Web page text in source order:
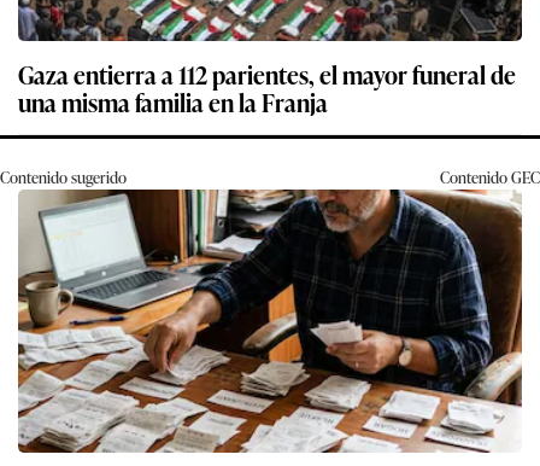
Gaza entierra a 112 parientes, el mayor funeral de
una misma familia en la Franja
Contenido sugerido ContenidoGEC